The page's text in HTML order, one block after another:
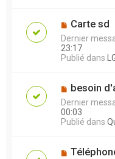
Carte sd
Dernier
23:17
Publié dans
besoin
Dernier
00:03
Publié dans